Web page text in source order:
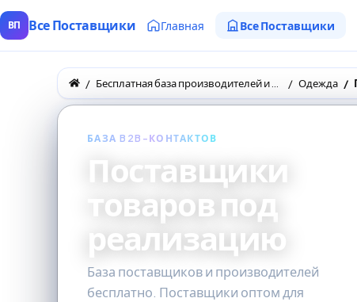
ВП Все Поставщики Главная Все Поставщики
Одежда
БАЗА B2B-КОНТАКТОВ
Поставщики
товаров под
реализацию
База поставщиков и производителей
бесплатно. Поставщики оптом для